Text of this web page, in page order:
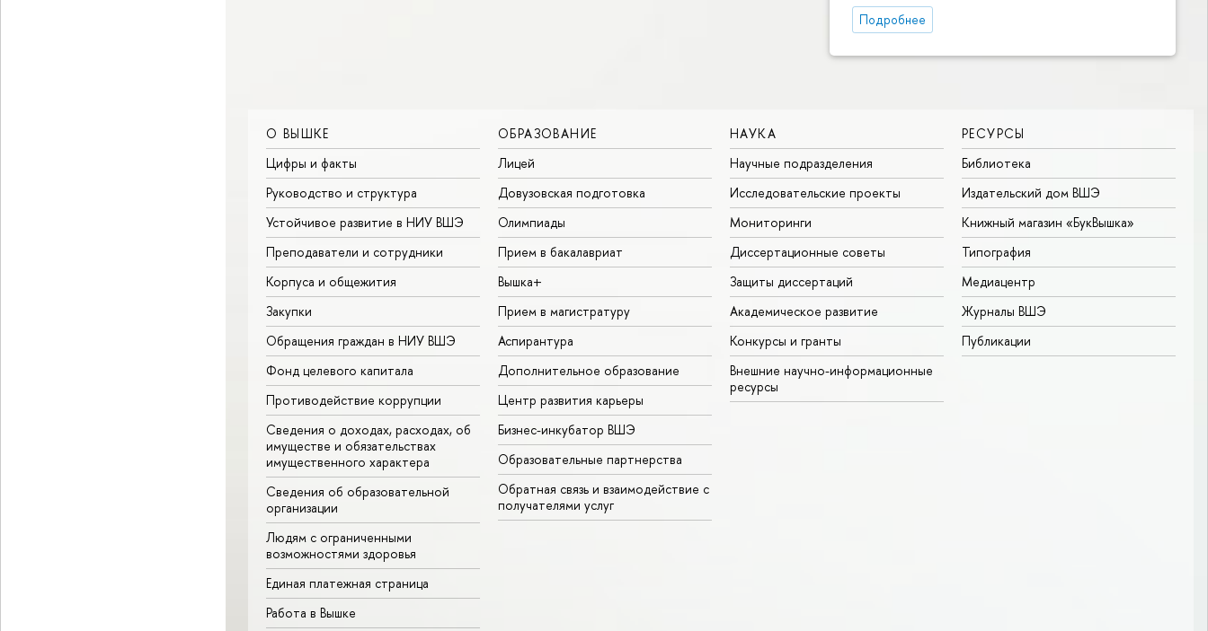
Подробнее
О ВЫШКЕ
Цифры и факты
Руководство и структура
Устойчивое развитие в НИУ ВШЭ
Преподаватели и сотрудники
Корпуса и общежития
Закупки
Обращения граждан в НИУ ВШЭ
Фонд целевого капитала
Противодействие коррупции
Сведения о доходах, расходах, об
имуществе и обязательствах
имущественного характера
Сведения об образовательной
организации
Людям с ограниченными
возможностями здоровья
Единая платежная страница
Работа в Вышке
ОБРАЗОВАНИЕ
Лицей
Довузовская подготовка
Олимпиады
Прием в бакалавриат
Вышка+
Прием в магистратуру
Аспирантура
Дополнительное образование
Центр развития карьеры
Бизнес-инкубатор ВШЭ
Образовательные партнерства
Обратная связь и взаимодействие с
получателями услуг
НАУКА
Научные подразделения
Исследовательские проекты
Мониторинги
Диссертационные советы
Защиты диссертаций
Академическое развитие
Конкурсы и гранты
Внешние научно-информационные
ресурсы
РЕСУРСЫ
Библиотека
Издательский дом ВШЭ
Книжный магазин «БукВышка»
Типография
Медиацентр
Журналы ВШЭ
Публикации